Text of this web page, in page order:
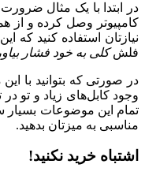
در ابتدا با یک مثال
کامپیوتر وصل کرده و
نیازتان استفاده کنید
فلشکلی به خود فشار
در صورتی که بتوانید با
وجود کابل‌های زیاد و تو
تمام این موضوعات
مناسبی به میزتان بدهید.
اشتباه خرید نکنید!